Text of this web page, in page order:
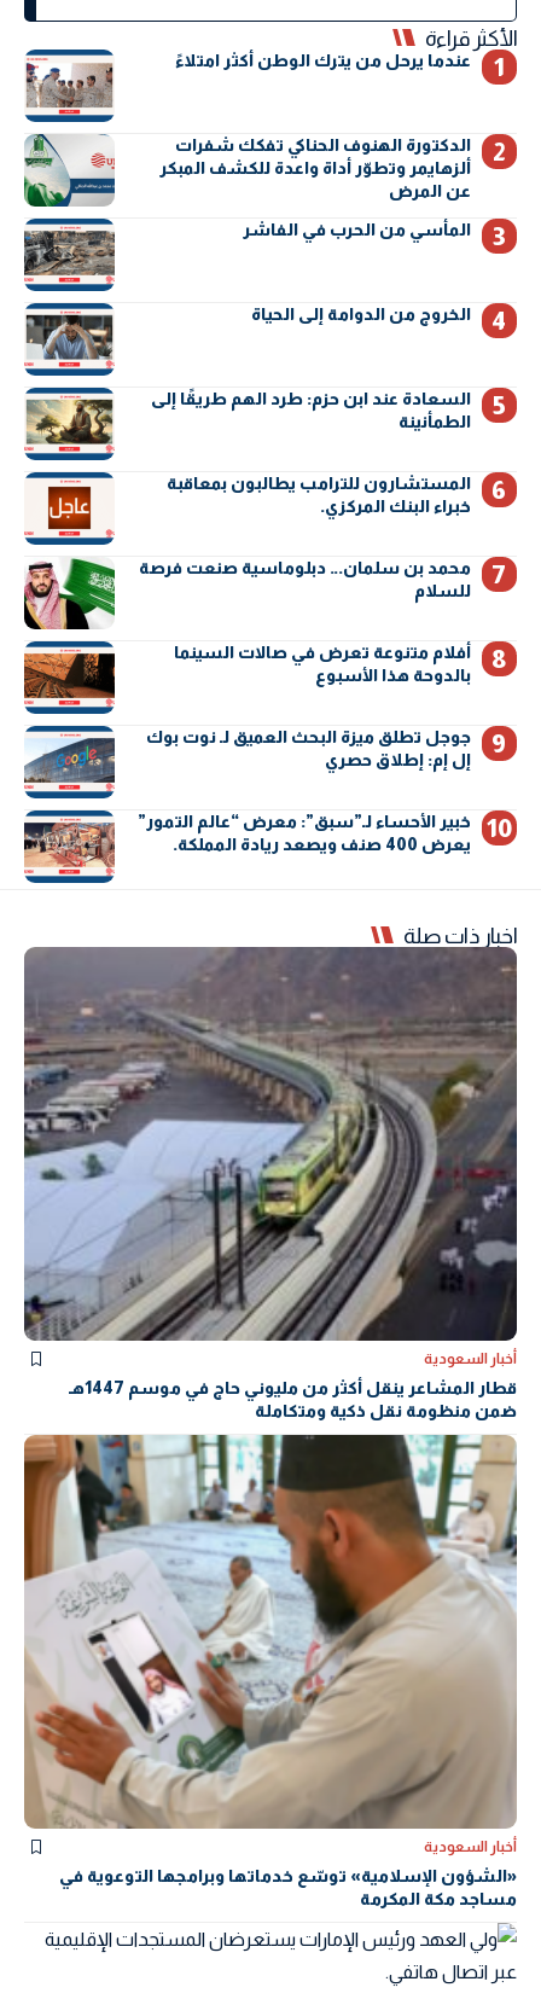
الأكثر قراءة
عندما يرحل من يترك الوطن أكثر امتلاءً
الدكتورة الهنوف الحناكي تفكك شفرات
ألزهايمر وتطوّر أداة واعدة للكشف المبكر
عن المرض
المأسي من الحرب في الفاشر
الخروج من الدوامة إلى الحياة
السعادة عند ابن حزم: طرد الهم طريقًا إلى
الطمأنينة
المستشارون للترامب يطالبون بمعاقبة
خبراء البنك المركزي.
محمد بن سلمان… دبلوماسية صنعت فرصة
للسلام
أفلام متنوعة تعرض في صالات السينما
بالدوحة هذا الأسبوع
جوجل تطلق ميزة البحث العميق لـ نوت بوك
إل إم: إطلاق حصري
خبير الأحساء لـ”سبق”: معرض “عالم التمور”
يعرض 400 صنف ويصعد ريادة المملكة.
اخبار ذات صلة
أخبار السعودية
قطار المشاعر ينقل أكثر من مليوني حاج في موسم 1447هـ
ضمن منظومة نقل ذكية ومتكاملة
أخبار السعودية
«الشؤون الإسلامية» توسّع خدماتها وبرامجها التوعوية في
مساجد مكة المكرمة